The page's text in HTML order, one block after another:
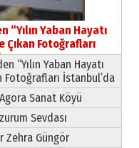
Şirin’e
“Yılın Yaban Hayatı
Çıkan Fotoğrafları
“Yılın Yaban Hayatı
Fotoğrafları İstanbul’da
Sanat Köyü
Sevdası
Zehra Güngör